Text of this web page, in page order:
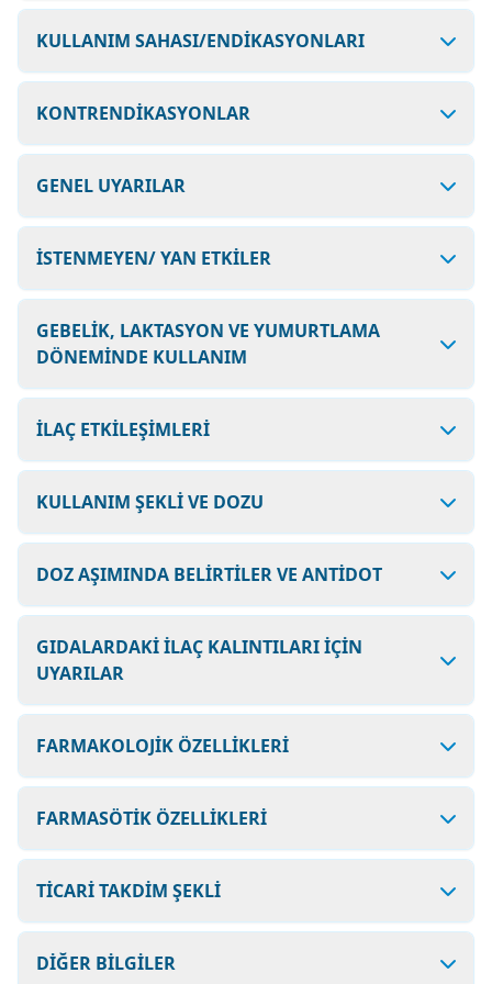
KULLANIM SAHASI/ENDİKASYONLARI
KONTRENDİKASYONLAR
GENEL UYARILAR
İSTENMEYEN/ YAN ETKİLER
GEBELİK, LAKTASYON VE YUMURTLAMA
DÖNEMİNDE KULLANIM
İLAÇ ETKİLEŞİMLERİ
KULLANIM ŞEKLİ VE DOZU
DOZ AŞIMINDA BELİRTİLER VE ANTİDOT
GIDALARDAKİ İLAÇ KALINTILARI İÇİN
UYARILAR
FARMAKOLOJİK ÖZELLİKLERİ
FARMASÖTİK ÖZELLİKLERİ
TİCARİ TAKDİM ŞEKLİ
DİĞER BİLGİLER